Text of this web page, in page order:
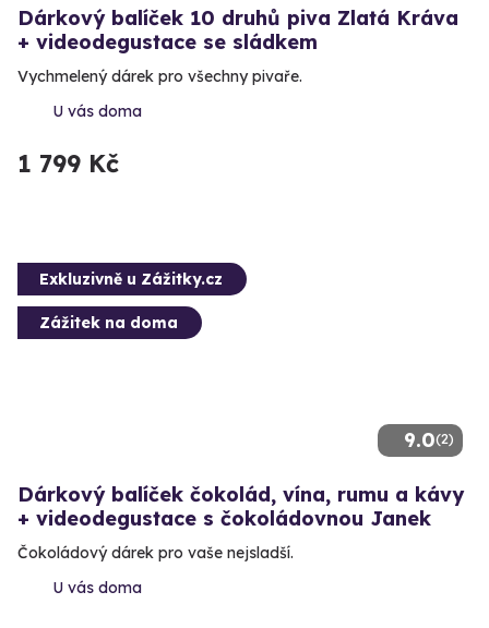
Dárkový balíček 10 druhů piva Zlatá Kráva
+ videodegustace se sládkem
Vychmelený dárek pro všechny pivaře.
U vás doma
1 799 Kč
9.0(2)
Exkluzivně u Zážitky.cz
Zážitek na doma
Dárkový balíček čokolád, vína, rumu a kávy
+ videodegustace s čokoládovnou Janek
Čokoládový dárek pro vaše nejsladší.
U vás doma